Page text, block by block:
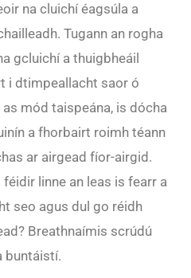
na cluichí éagsúla a
Tugann an rogha
gcluichí a thuigbheáil
i dtimpeallacht saor ó
mód taispeána, is dócha
a fhorbairt roimh téann
ar airgead fíor-airgid.
linne an leas is fearr a
seo agus dul go réidh
Breathnaímis scrúdú
buntáistí.